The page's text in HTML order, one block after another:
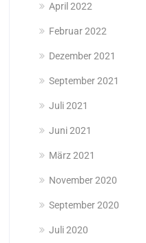
April 2022
Februar 2022
Dezember 2021
September 2021
Juli 2021
Juni 2021
März 2021
November 2020
September 2020
Juli 2020